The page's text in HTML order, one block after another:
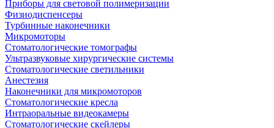
Приборы для световой полимеризации
Физиодиспенсеры
Турбинные наконечники
Микромоторы
Стоматологические томографы
Ультразвуковые хирургические системы
Стоматологические светильники
Анестезия
Наконечники для микромоторов
Стоматологические кресла
Интраоральные видеокамеры
Стоматологические скейлеры